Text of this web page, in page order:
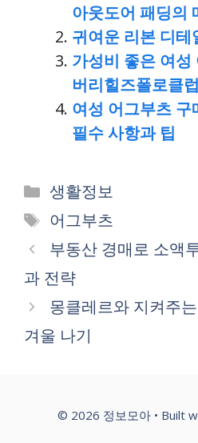
아웃도어 패딩의
귀여운 리본 디
가성비 좋은 여성
버리힐즈폴로클
여성 어그부츠
필수 사항과 팁
Categories
생활정보
Tags
어그부츠
부동산 경매로 소액
과 전략
몽클레르와 지켜주
겨울 나기
© 2026 정보모아 • Built